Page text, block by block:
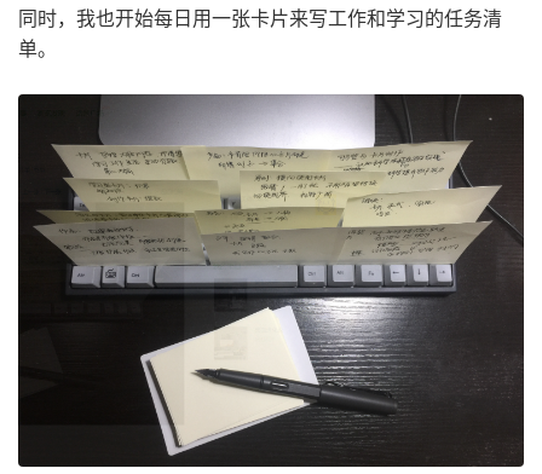
同时，我也开始每日用一张卡片来写工作和学习的任务清
单。